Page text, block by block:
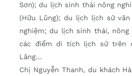
Sơn); du lịch sinh thái nông
(Hữu Lũng); du lịch lịch sử
nghiệm; du lịch sinh thái, nông
các điểm di tích lịch sử trên
Lăng…
Chị Nguyễn Thanh, du khách